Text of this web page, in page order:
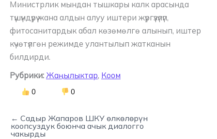
Министрлик мындан тышкары калк арасында
түшүндүрүү жана алдын алуу иштери жүргүзүлүп,
фитосанитардык абал көзөмөлгө алынып, иштер
күчөтүлгөн режимде улантылып жатканын
билдирди.
Рубрики: Жаңылыктар, Коом
0 0
← Садыр Жапаров ШКУ өлкөлөрүн
коопсуздук боюнча ачык диалогго
чакырды